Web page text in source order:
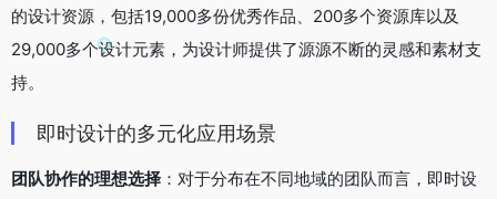
的设计资源，包括19,000多份优秀作品、200多个资源库以及
29,000多个设计元素，为设计师提供了源源不断的灵感和素材支
持。
即时设计的多元化应用场景
团队协作的理想选择 ：对于分布在不同地域的团队而言，即时设